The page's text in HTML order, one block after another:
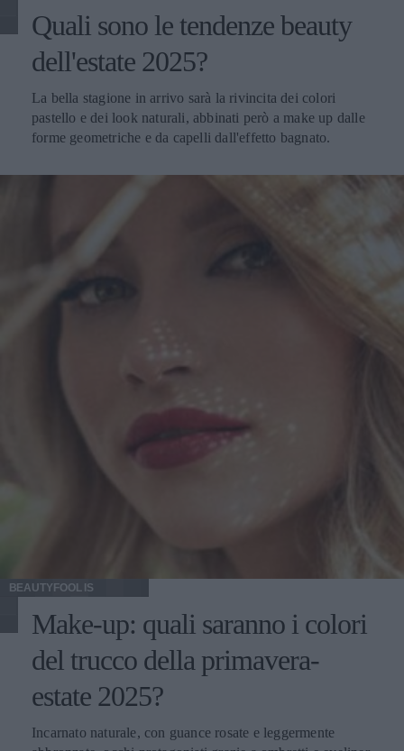
Quali sono le tendenze beauty
dell'estate 2025?
La bella stagione in arrivo sarà la rivincita dei colori
pastello e dei look naturali, abbinati però a make up dalle
forme geometriche e da capelli dall'effetto bagnato.
BEAUTYFOOL IS
Make-up: quali saranno i colori
del trucco della primavera-
estate 2025?
Incarnato naturale, con guance rosate e leggermente